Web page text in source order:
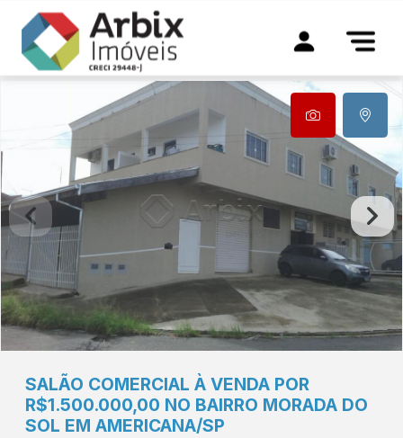
SALÃO COMERCIAL À VENDA POR
R$1.500.000,00 NO BAIRRO MORADA DO
SOL EM AMERICANA/SP